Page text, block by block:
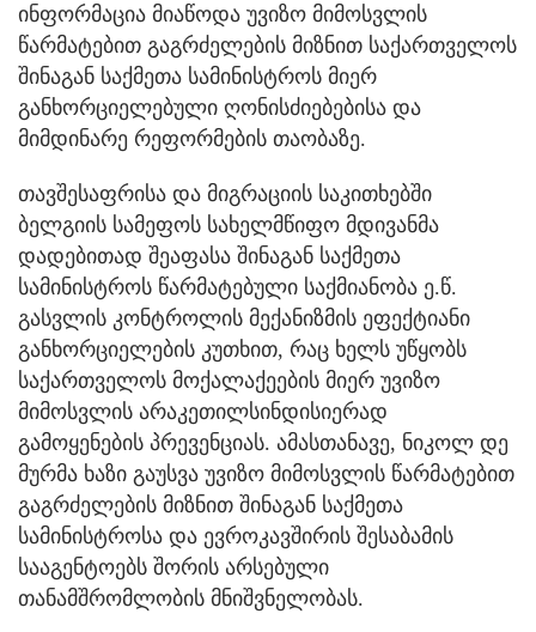
ინფორმაცია მიაწოდა უვიზო მიმოსვლის
წარმატებით გაგრძელების მიზნით საქართველოს
შინაგან საქმეთა სამინისტროს მიერ
განხორციელებული ღონისძიებებისა და
მიმდინარე რეფორმების თაობაზე.
თავშესაფრისა და მიგრაციის საკითხებში
ბელგიის სამეფოს სახელმწიფო მდივანმა
დადებითად შეაფასა შინაგან საქმეთა
სამინისტროს წარმატებული საქმიანობა ე.წ.
გასვლის კონტროლის მექანიზმის ეფექტიანი
განხორციელების კუთხით, რაც ხელს უწყობს
საქართველოს მოქალაქეების მიერ უვიზო
მიმოსვლის არაკეთილსინდისიერად
გამოყენების პრევენციას. ამასთანავე, ნიკოლ დე
მურმა ხაზი გაუსვა უვიზო მიმოსვლის წარმატებით
გაგრძელების მიზნით შინაგან საქმეთა
სამინისტროსა და ევროკავშირის შესაბამის
სააგენტოებს შორის არსებული
თანამშრომლობის მნიშვნელობას.